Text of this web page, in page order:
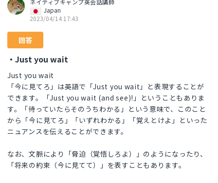
ネイティブキャンプ英会話講師
Japan
2023/04/14 17:43
回答
・Just you wait
Just you wait
「今に見てろ」は英語で「Just you wait」と表現することが
できます。「Just you wait (and see)!」ということもありま
す。「待っていたらそのうちわかる」という意味で、このこと
から「今に見てろ」「いずれわかる」「覚えとけよ」といった
ニュアンスを伝えることができます。
なお、文脈により「脅迫（覚悟しろよ）」のようになったり、
「将来の約束（今に見てて）」を表すこともあります。